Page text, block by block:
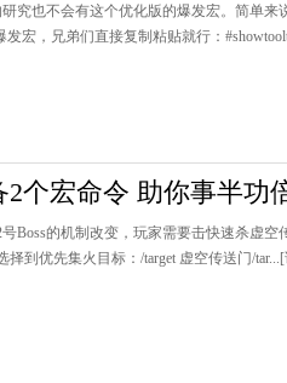
究也不会有这个优化版的爆发宏。简单来
宏，兄弟们直接复制粘贴就行：
个宏命令 助你事半功
Boss的机制改变，玩家需要击快速杀虚
到优先集火目标：/target 虚空传送门/tar...